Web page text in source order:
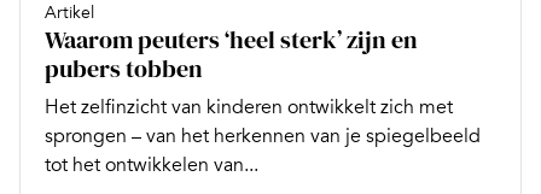
Artikel
Waarom peuters ‘heel sterk’ zijn en
pubers tobben
Het zelfinzicht van kinderen ontwikkelt zich met
sprongen – van het herkennen van je spiegelbeeld
tot het ontwikkelen van...